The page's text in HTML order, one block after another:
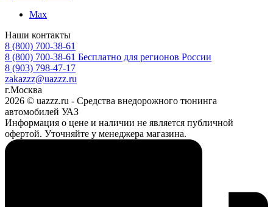
Max
Наши контакты
8 (800) 700-38-61
8 (800) 700-38-61 Бесплатно для регионов России
8 (903) 798-47-17
zakazzz@uazzz.ru
г.Москва
2026 © uazzz.ru - Средства внедорожного тюнинга
автомобилей УАЗ
Информация о цене и наличии не является публичной
офертой. Уточняйте у менеджера магазина.